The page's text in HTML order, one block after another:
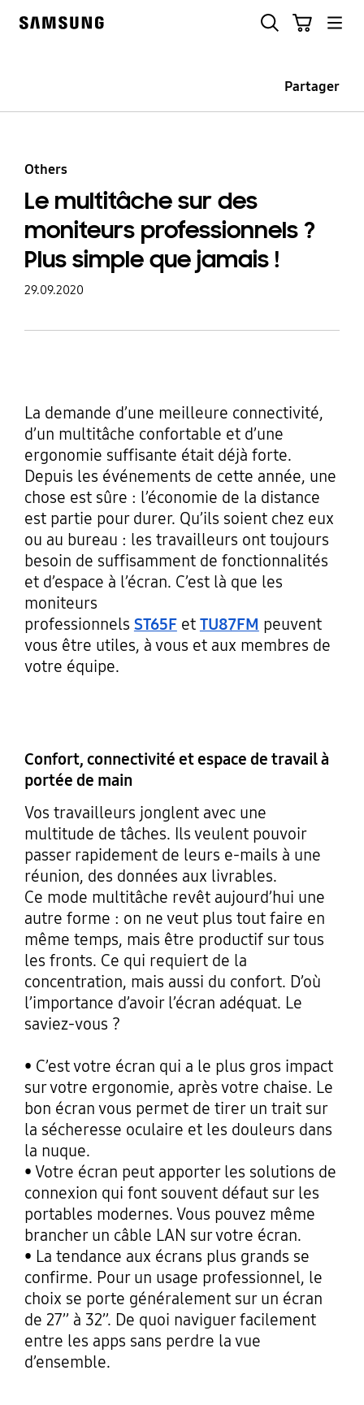
Partager
Others
Le multitâche sur des
moniteurs professionnels ?
Plus simple que jamais !
29.09.2020
La demande d’une meilleure connectivité,
d’un multitâche confortable et d’une
ergonomie suffisante était déjà forte.
Depuis les événements de cette année, une
chose est sûre : l’économie de la distance
est partie pour durer. Qu’ils soient chez eux
ou au bureau : les travailleurs ont toujours
besoin de suffisamment de fonctionnalités
et d’espace à l’écran. C’est là que les
moniteurs
professionnels ST65Fet TU87FM peuvent
vous être utiles, à vous et aux membres de
votre équipe.
Confort, connectivité et espace de travail à
portée de main
Vos travailleurs jonglent avec une
multitude de tâches. Ils veulent pouvoir
passer rapidement de leurs e-mails à une
réunion, des données aux livrables.
Ce mode multitâche revêt aujourd’hui une
autre forme : on ne veut plus tout faire en
même temps, mais être productif sur tous
les fronts. Ce qui requiert de la
concentration, mais aussi du confort. D’où
l’importance d’avoir l’écran adéquat. Le
saviez-vous ?
• C’est votre écran qui a le plus gros impact
sur votre ergonomie, après votre chaise. Le
bon écran vous permet de tirer un trait sur
la sécheresse oculaire et les douleurs dans
la nuque.
• Votre écran peut apporter les solutions de
connexion qui font souvent défaut sur les
portables modernes. Vous pouvez même
brancher un câble LAN sur votre écran.
• La tendance aux écrans plus grands se
confirme. Pour un usage professionnel, le
choix se porte généralement sur un écran
de 27’’ à 32’’. De quoi naviguer facilement
entre les apps sans perdre la vue
d’ensemble.